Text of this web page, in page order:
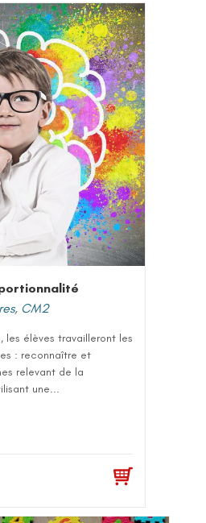
, CM2
les élèves travailleront les
: reconnaître et
relevant de la
une...